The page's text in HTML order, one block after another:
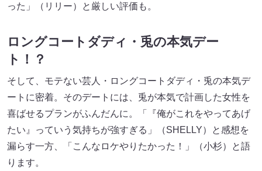
った」（リリー）と厳しい評価も。
ロングコートダディ・兎の本気デー
ト！？
そして、モテない芸人・ロングコートダディ・兎の本気デ
ートに密着。そのデートには、兎が本気で計画した女性を
喜ばせるプランがふんだんに。「『俺がこれをやってあげ
たい』っていう気持ちが強すぎる」（SHELLY）と感想を
漏らす一方、「こんなロケやりたかった！」（小杉）と語
ります。